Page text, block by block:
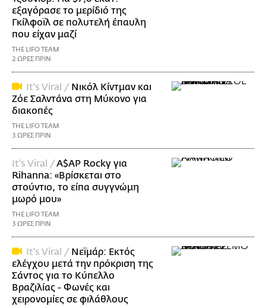
εξαγόρασε το μερίδιό της
Γκίλφοϊλ σε πολυτελή έπαυλη
που είχαν μαζί
THE LIFO TEAM
2 ΩΡΕΣ ΠΡΙΝ
It's Viral / Νικόλ Κίντμαν και
Ζόε Σαλντάνα στη Μύκονο για
διακοπές
THE LIFO TEAM
3 ΩΡΕΣ ΠΡΙΝ
It's Viral /A$AP Rocky για
Rihanna: «Βρίσκεται στο
στούντιο, το είπα συγγνώμη
μωρό μου»
THE LIFO TEAM
3 ΩΡΕΣ ΠΡΙΝ
It's Viral / Νεϊμάρ: Εκτός
ελέγχου μετά την πρόκριση της
Σάντος για το Κύπελλο
Βραζιλίας - Φωνές και
χειρονομίες σε φιλάθλους